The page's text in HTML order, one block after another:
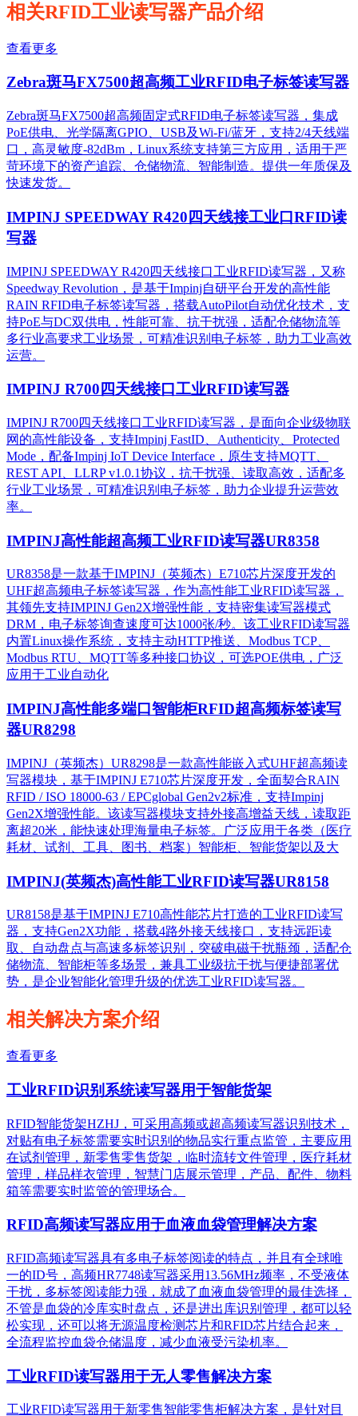
相关RFID工业读写器产品介绍
查看更多
Zebra斑马FX7500超高频工业RFID电子标签读写器
Zebra斑马FX7500超高频固定式RFID电子标签读写器，集成
PoE供电、光学隔离GPIO、USB及Wi-Fi/蓝牙，支持2/4天线端
口，高灵敏度-82dBm，Linux系统支持第三方应用，适用于严
苛环境下的资产追踪、仓储物流、智能制造。提供一年质保及
快速发货。
IMPINJ SPEEDWAY R420四天线接工业口RFID读
写器
IMPINJ SPEEDWAY R420四天线接口工业RFID读写器，又称
Speedway Revolution，是基于Impinj自研平台开发的高性能
RAIN RFID电子标签读写器，搭载AutoPilot自动优化技术，支
持PoE与DC双供电，性能可靠、抗干扰强，适配仓储物流等
多行业高要求工业场景，可精准识别电子标签，助力工业高效
运营。​
IMPINJ R700四天线接口工业RFID读写器
IMPINJ R700四天线接口工业RFID读写器，是面向企业级物联
网的高性能设备，支持Impinj FastID、Authenticity、Protected
Mode，配备Impinj IoT Device Interface，原生支持MQTT、
REST API、LLRP v1.0.1协议，抗干扰强、读取高效，适配多
行业工业场景，可精准识别电子标签，助力企业提升运营效
率。
IMPINJ高性能超高频工业RFID读写器UR8358
UR8358是一款基于IMPINJ（英频杰）E710芯片深度开发的
UHF超高频电子标签读写器，作为高性能工业RFID读写器，
其领先支持IMPINJ Gen2X增强性能，支持密集读写器模式
DRM，电子标签询查速度可达1000张/秒。该工业RFID读写器
内置Linux操作系统，支持主动HTTP推送、Modbus TCP、
Modbus RTU、MQTT等多种接口协议，可选POE供电，广泛
应用于工业自动化
IMPINJ高性能多端口智能柜RFID超高频标签读写
器UR8298
IMPINJ（英频杰）UR8298是一款高性能嵌入式UHF超高频读
写器模块，基于IMPINJ E710芯片深度开发，全面契合RAIN
RFID / ISO 18000-63 / EPCglobal Gen2v2标准，支持Impinj
Gen2X增强性能。该读写器模块支持外接高增益天线，读取距
离超20米，能快速处理海量电子标签。广泛应用于各类（医疗
耗材、试剂、工具、图书、档案）智能柜、智能货架以及大
IMPINJ(英频杰)高性能工业RFID读写器UR8158
UR8158是基于IMPINJ E710高性能芯片打造的工业RFID读写
器，支持Gen2X功能，搭载4路外接天线接口，支持远距读
取、自动盘点与高速多标签识别，突破电磁干扰瓶颈，适配仓
储物流、智能柜等多场景，兼具工业级抗干扰与便捷部署优
势，是企业智能化管理升级的优选工业RFID读写器。
相关解决方案介绍
查看更多
工业RFID识别系统读写器用于智能货架
RFID智能货架HZHJ，可采用高频或超高频读写器识别技术，
对贴有电子标签需要实时识别的物品实行重点监管，主要应用
在试剂管理，新零售零售货架，临时流转文件管理，医疗耗材
管理，样品样衣管理，智慧门店展示管理，产品、配件、物料
箱等需要实时监管的管理场合。
RFID高频读写器应用于血液血袋管理解决方案
RFID高频读写器具有多电子标签阅读的特点，并且有全球唯
一的ID号，高频HR7748读写器采用13.56MHz频率，不受液体
干扰，多标签阅读能力强，就成了血液血袋管理的最佳选择，
不管是血袋的冷库实时盘点，还是进出库识别管理，都可以轻
松实现，还可以将无源温度检测芯片和RFID芯片结合起来，
全流程监控血袋仓储温度，减少血液受污染机率。
工业RFID读写器用于无人零售解决方案
工业RFID读写器用于新零售智能零售柜解决方案，是针对目